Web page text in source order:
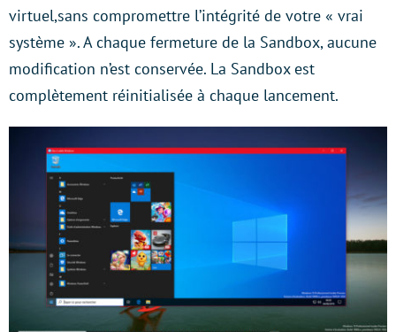
virtuel,sans compromettre l’intégrité de votre « vrai
système ». A chaque fermeture de la Sandbox, aucune
modification n’est conservée. La Sandbox est
complètement réinitialisée à chaque lancement.